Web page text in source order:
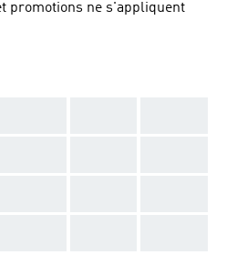
promotions ne s'appliquent